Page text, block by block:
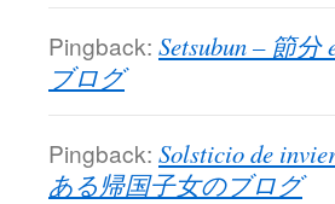
Pingback: Setsubun – 節
ブログ
Pingback: Solsticio de
ある帰国子女のブログ